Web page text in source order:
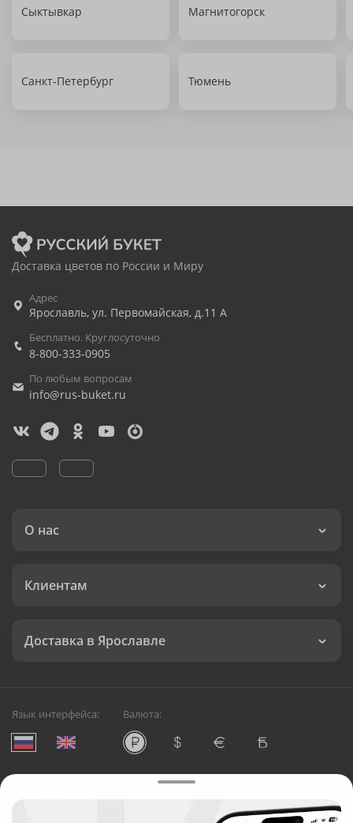
Сыктывкар Магнитогорск
Санкт-Петербург Тюмень
Доставка цветов по России и Миру
Адрес
Ярославль, ул. Первомайская, д.11 А
Бесплатно. Круглосуточно
8-800-333-0905
По любым вопросам
info@rus-buket.ru
О нас
Клиентам
Доставка в Ярославле
Язык интерфейса: Валюта:
Служба круглосуточной доставки цветов в Ярославле
Русский Букет, 2026